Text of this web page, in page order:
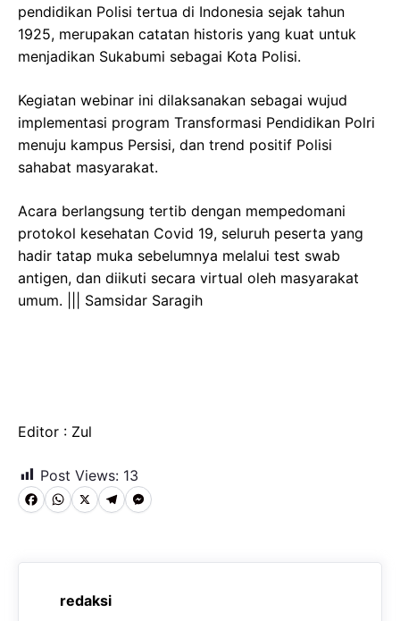
pendidikan Polisi tertua di Indonesia sejak tahun
1925, merupakan catatan historis yang kuat untuk
menjadikan Sukabumi sebagai Kota Polisi.
Kegiatan webinar ini dilaksanakan sebagai wujud
implementasi program Transformasi Pendidikan Polri
menuju kampus Persisi, dan trend positif Polisi
sahabat masyarakat.
Acara berlangsung tertib dengan mempedomani
protokol kesehatan Covid 19, seluruh peserta yang
hadir tatap muka sebelumnya melalui test swab
antigen, dan diikuti secara virtual oleh masyarakat
umum. ||| Samsidar Saragih
Editor : Zul
Post Views: 13
F
c
W
a
X T
l
e
M
s
redaksi